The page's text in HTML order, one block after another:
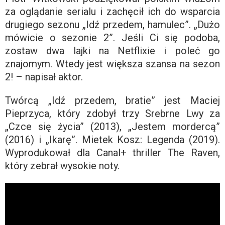
za oglądanie serialu i zachęcił ich do wsparcia
drugiego sezonu „Idź przedem, hamulec”. „Dużo
mówicie o sezonie 2”. Jeśli Ci się podoba,
zostaw dwa lajki na Netflixie i poleć go
znajomym. Wtedy jest większa szansa na sezon
2! – napisał aktor.
Twórcą „Idź przedem, bratie” jest Maciej
Pieprzyca, który zdobył trzy Srebrne Lwy za
„Czce się życia” (2013), „Jestem mordercą”
(2016) i „Ikarę”. Mietek Kosz: Legenda (2019).
Wyprodukował dla Canal+ thriller The Raven,
który zebrał wysokie noty.